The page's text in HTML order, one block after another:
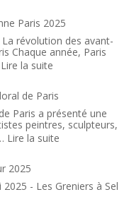
Paris 2025
La révolution des avant-
Chaque année, Paris
Lire la suite:
d’automne
Paris
2025
de Paris
Paris a présenté une
peintres, sculpteurs,
Lire la suite:
Floral
2025
- Les Greniers à Sel